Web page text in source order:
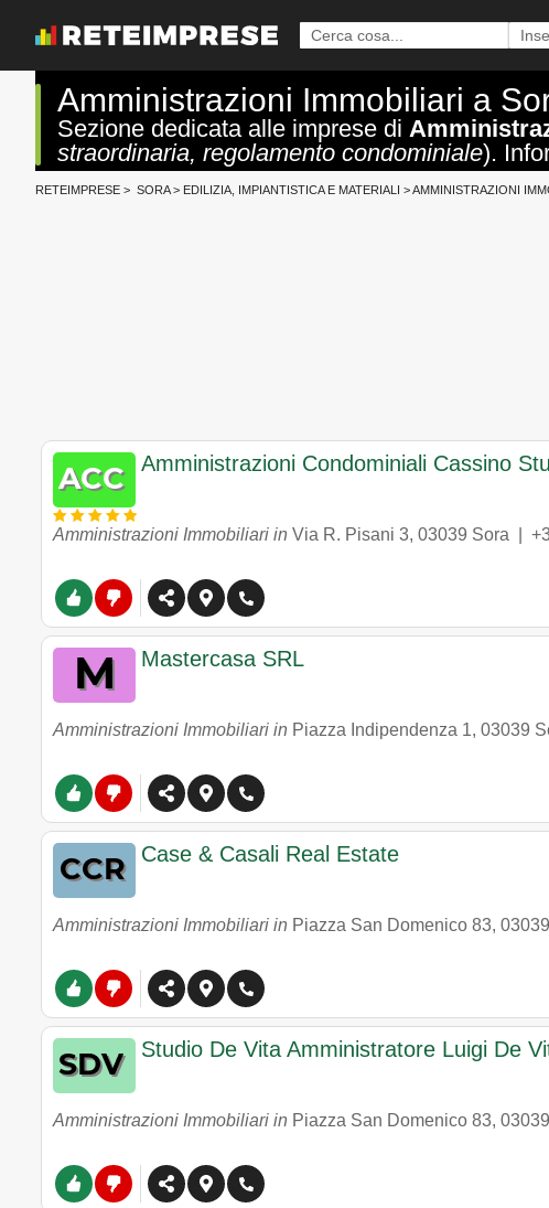
Amministrazioni Immobiliari a
Sezione dedicata alle imprese di
straordinaria, regolamento condominiale).
RETEIMPRESE > SORA> EDILIZIA, IMPIANTISTICA E MATERIALI >AMMINISTRAZIONI
Amministrazioni Condominiali Cassino
Amministrazioni Immobiliari in Via R. Pisani 3, 03039 Sora
Mastercasa SRL
Amministrazioni Immobiliari in Piazza Indipendenza 1, 03039
Case & Casali Real Estate
Amministrazioni Immobiliari in Piazza San Domenico 83, 03039
Studio De Vita Amministratore Luigi De
Amministrazioni Immobiliari in Piazza San Domenico 83, 03039